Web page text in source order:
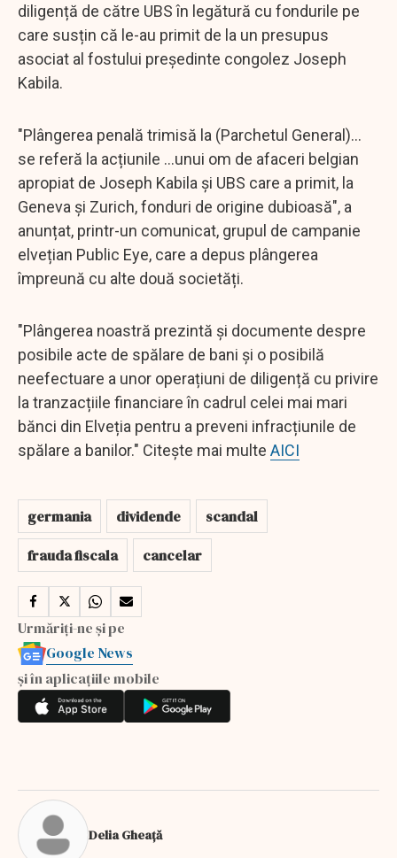
diligență de către UBS în legătură cu fondurile pe
care susțin că le-au primit de la un presupus
asociat al fostului președinte congolez Joseph
Kabila.
"Plângerea penală trimisă la (Parchetul General)...
se referă la acțiunile ...unui om de afaceri belgian
apropiat de Joseph Kabila și UBS care a primit, la
Geneva și Zurich, fonduri de origine dubioasă", a
anunțat, printr-un comunicat, grupul de campanie
elvețian Public Eye, care a depus plângerea
împreună cu alte două societăți.
"Plângerea noastră prezintă și documente despre
posibile acte de spălare de bani și o posibilă
neefectuare a unor operațiuni de diligență cu privire
la tranzacțiile financiare în cadrul celei mai mari
bănci din Elveția pentru a preveni infracțiunile de
spălare a banilor." Citește mai multe AICI
germania dividende
scandal
frauda fiscala
cancelar
Urmăriți-ne și pe
Google News
și în aplicațiile mobile
Delia Gheață